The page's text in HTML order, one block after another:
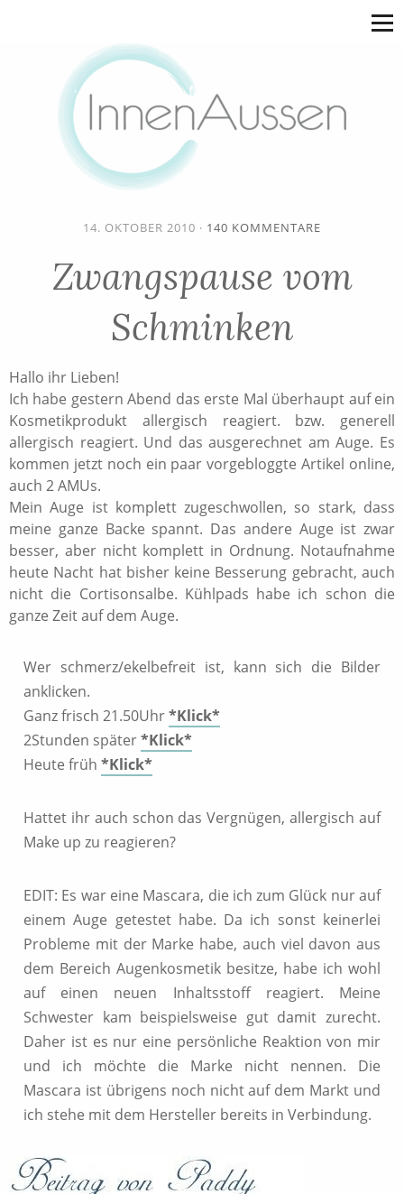
14. OKTOBER 2010 · 140 KOMMENTARE
Zwangspause vom
Schminken
Hallo ihr Lieben!
Ich habe gestern Abend das erste Mal überhaupt auf ein
Kosmetikprodukt allergisch reagiert. bzw. generell
allergisch reagiert. Und das ausgerechnet am Auge. Es
kommen jetzt noch ein paar vorgebloggte Artikel online,
auch 2 AMUs.
Mein Auge ist komplett zugeschwollen, so stark, dass
meine ganze Backe spannt. Das andere Auge ist zwar
besser, aber nicht komplett in Ordnung. Notaufnahme
heute Nacht hat bisher keine Besserung gebracht, auch
nicht die Cortisonsalbe. Kühlpads habe ich schon die
ganze Zeit auf dem Auge.
Wer schmerz/ekelbefreit ist, kann sich die Bilder
anklicken.
Ganz frisch 21.50Uhr*Klick*
2Stunden später*Klick*
Heute früh *Klick*
Hattet ihr auch schon das Vergnügen, allergisch auf
Make up zu reagieren?
EDIT: Es war eine Mascara, die ich zum Glück nur auf
einem Auge getestet habe. Da ich sonst keinerlei
Probleme mit der Marke habe, auch viel davon aus
dem Bereich Augenkosmetik besitze, habe ich wohl
auf einen neuen Inhaltsstoff reagiert. Meine
Schwester kam beispielsweise gut damit zurecht.
Daher ist es nur eine persönliche Reaktion von mir
und ich möchte die Marke nicht nennen. Die
Mascara ist übrigens noch nicht auf dem Markt und
ich stehe mit dem Hersteller bereits in Verbindung.